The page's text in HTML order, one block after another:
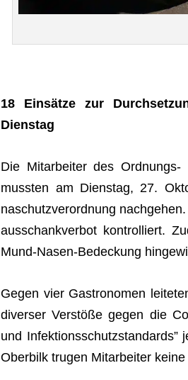
18 Ein­sätze zur
Dienstag
Die Mit­ar­bei­ter des Ord­nungs-
muss­ten am Diens­tag, 27.
naschutz­ver­ord­nung
aus­schank­ver­bot kon­trol­liert.
Mund-Nasen-Bede­ckung
Gegen vier Gas­tro­no­men
diver­ser Ver­stöße gegen die
und
Ober­bilk tru­gen Mit­ar­bei­ter